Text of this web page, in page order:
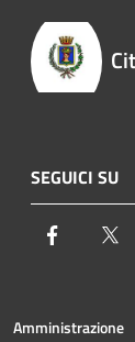
SEGUICI SU
Facebook
Amministrazione